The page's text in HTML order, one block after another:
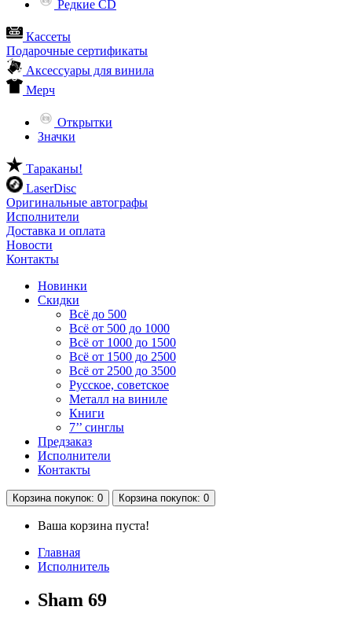
Редкие CD
Кассеты
Подарочные сертификаты
Аксессуары для винила
Мерч
Открытки
Значки
Тараканы!
LaserDisc
Оригинальные автографы
Исполнители
Доставка и оплата
Новости
Контакты
Новинки
Скидки
Всё до 500
Всё от 500 до 1000
Всё от 1000 до 1500
Всё от 1500 до 2500
Всё от 2500 до 3500
Русское, советское
Металл на виниле
Книги
7’’ синглы
Предзаказ
Исполнители
Контакты
Корзина покупок: 0 Корзина покупок: 0
Ваша корзина пуста!
Главная
Исполнитель
Sham 69